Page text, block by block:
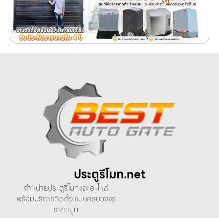
ประตูรีโมท.net
จำหน่ายประตูรีโมทและอะไหล่
พร้อมบริการติดตั้ง แบบครบวงจร
ราคาถูก